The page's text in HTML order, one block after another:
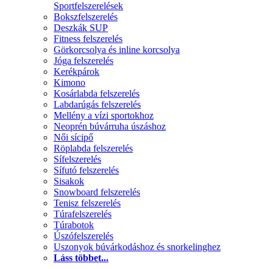
Sportfelszerelések
Bokszfelszerelés
Deszkák SUP
Fitness felszerelés
Görkorcsolya és inline korcsolya
Jóga felszerelés
Kerékpárok
Kimono
Kosárlabda felszerelés
Labdarúgás felszerelés
Mellény a vízi sportokhoz
Neoprén búvárruha úszáshoz
Női sícipő
Röplabda felszerelés
Sífelszerelés
Sífutó felszerelés
Sisakok
Snowboard felszerelés
Tenisz felszerelés
Túrafelszerelés
Túrabotok
Úszófelszerelés
Uszonyok búvárkodáshoz és snorkelinghez
Láss többet...